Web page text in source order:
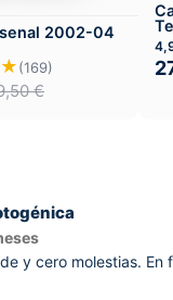
2002-04
(169)
€
y cero molestias.